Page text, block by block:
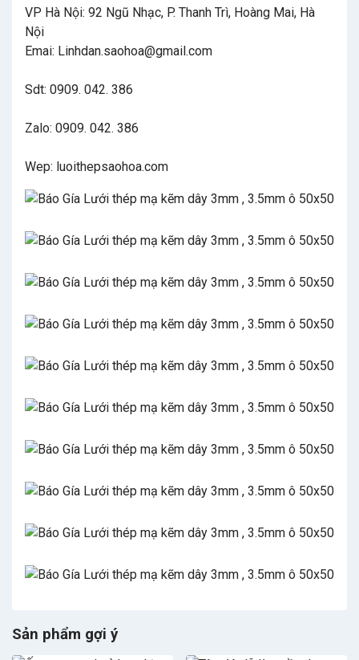
VP Hà Nội: 92 Ngũ Nhạc, P. Thanh Trì, Hoàng Mai, Hà
Nội
Emai: Linhdan.saohoa@gmail.com
Sdt: 0909. 042. 386
Zalo: 0909. 042. 386
Wep: luoithepsaohoa.com
Sản phẩm gợi ý